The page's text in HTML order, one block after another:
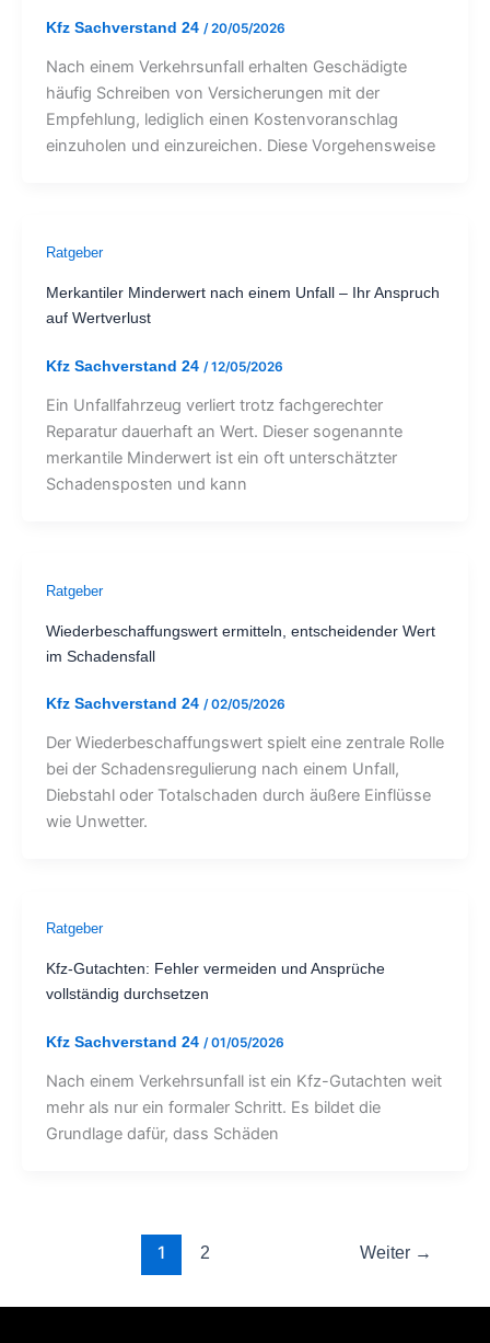
Kfz Sachverstand 24 /20/05/2026
Nach einem Verkehrsunfall erhalten Geschädigte
häufig Schreiben von Versicherungen mit der
Empfehlung, lediglich einen Kostenvoranschlag
einzuholen und einzureichen. Diese Vorgehensweise
Ratgeber
Merkantiler Minderwert nach einem Unfall – Ihr Anspruch
auf Wertverlust
Kfz Sachverstand 24 /12/05/2026
Ein Unfallfahrzeug verliert trotz fachgerechter
Reparatur dauerhaft an Wert. Dieser sogenannte
merkantile Minderwert ist ein oft unterschätzter
Schadensposten und kann
Ratgeber
Wiederbeschaffungswert ermitteln, entscheidender Wert
im Schadensfall
Kfz Sachverstand 24 /02/05/2026
Der Wiederbeschaffungswert spielt eine zentrale Rolle
bei der Schadensregulierung nach einem Unfall,
Diebstahl oder Totalschaden durch äußere Einflüsse
wie Unwetter.
Ratgeber
Kfz-Gutachten: Fehler vermeiden und Ansprüche
vollständig durchsetzen
Kfz Sachverstand 24 /01/05/2026
Nach einem Verkehrsunfall ist ein Kfz-Gutachten weit
mehr als nur ein formaler Schritt. Es bildet die
Grundlage dafür, dass Schäden
1 2 Weiter →